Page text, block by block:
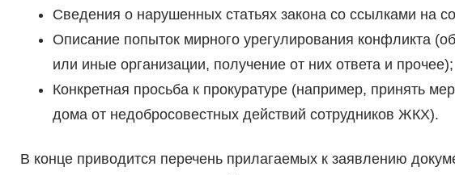
Сведения о нарушенных статьях закона со ссылками на
Описание попыток мирного урегулирования конфликта
или иные организации, получение от них ответа и прочее);
Конкретная просьба к прокуратуре (например, принять
дома от недобросовестных действий сотрудников ЖКХ).
В конце приводится перечень прилагаемых к заявлению